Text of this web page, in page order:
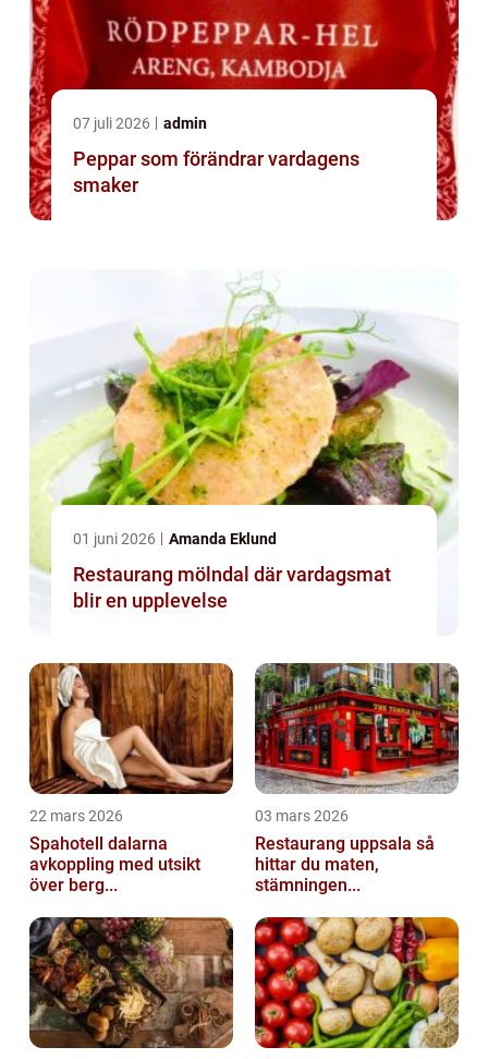
07 juli 2026 admin
Peppar som förändrar vardagens
smaker
01 juni 2026 Amanda Eklund
Restaurang mölndal där vardagsmat
blir en upplevelse
22 mars 2026
Spahotell dalarna
avkoppling med utsikt
över berg...
03 mars 2026
Restaurang uppsala så
hittar du maten,
stämningen...